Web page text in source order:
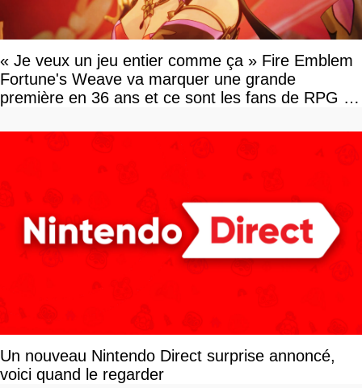
« Je veux un jeu entier comme ça » Fire Emblem
Fortune's Weave va marquer une grande
première en 36 ans et ce sont les fans de RPG en
Un nouveau Nintendo Direct surprise annoncé,
voici quand le regarder